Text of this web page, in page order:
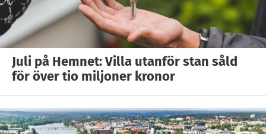
Juli på Hemnet: Villa utanför stan såld
för över tio miljoner kronor